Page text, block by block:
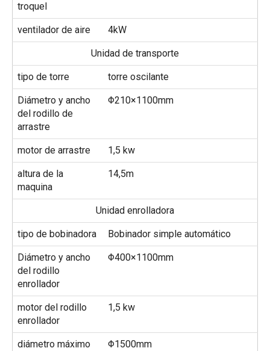
troquel
ventilador de aire 4kW
Unidad de transporte
tipo de torre torre oscilante
Diámetro y ancho
del rodillo de
arrastre
Φ210×1100mm
motor de arrastre 1,5 kw
altura de la
maquina
14,5m
Unidad enrolladora
tipo de bobinadora Bobinador simple automático
Diámetro y ancho
del rodillo
enrollador
Φ400×1100mm
motor del rodillo
enrollador
1,5 kw
diámetro máximo
Φ1500mm